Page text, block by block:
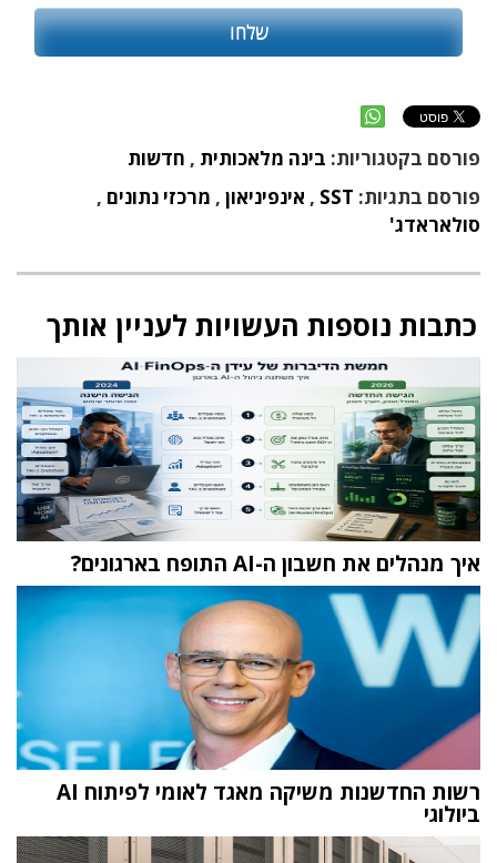
פורסם בקטגוריות: בינה מלאכותית , חדשות
פורסם בתגיות: SST
, אינפיניאון , מרכזי נתונים ,
סולאראדג'
כתבות נוספות העשויות לעניין אותך
איך מנהלים את חשבון ה-AI התופח בארגונים?
רשות החדשנות משיקה מאגד לאומי לפיתוח AI
ביולוגי